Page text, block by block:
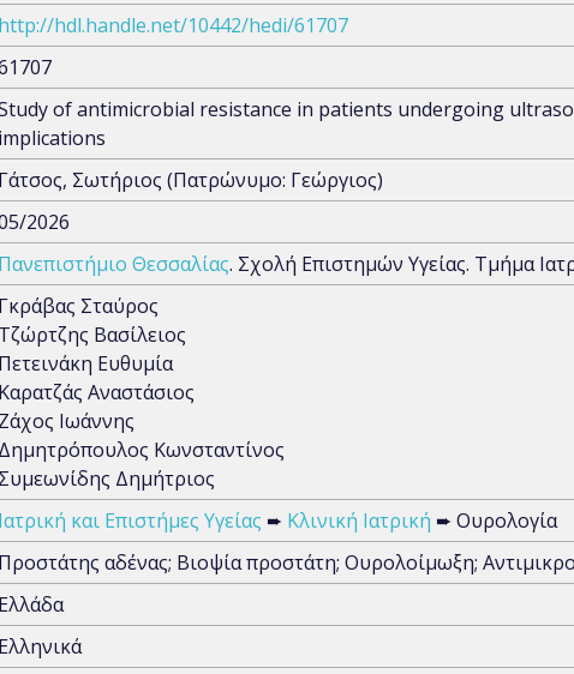
http://hdl.handle.net/10442/hedi/61707
of antimicrobial resistance in patients undergoing
implications
Γάτσος, Σωτήριος (Πατρώνυμο: Γεώργιος)
2026
Πανεπιστήμιο Θεσσαλίας. Σχολή Επιστημών Υγείας. Τμήμα
Γκράβας Σταύρος
Τζώρτζης Βασίλειος
Πετεινάκη Ευθυμία
Καρατζάς Αναστάσιος
Ζάχος Ιωάννης
Δημητρόπουλος Κωνσταντίνος
Συμεωνίδης Δημήτριος
Ιατρική και Επιστήμες Υγείας ➨ Κλινική Ιατρική ➨ Ουρολογία
Προστάτης αδένας; Βιοψία προστάτη; Ουρολοίμωξη;
Ελλάδα
Ελληνικά